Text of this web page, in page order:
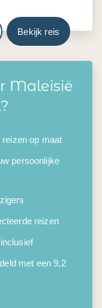
Bekijk reis
Maleisië
op maat
persoonlijke
reizen
met een 9,2